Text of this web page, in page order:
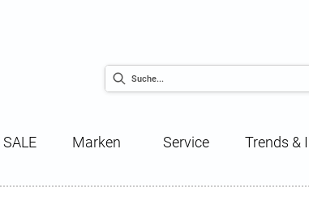
SALE Marken Service Trends &